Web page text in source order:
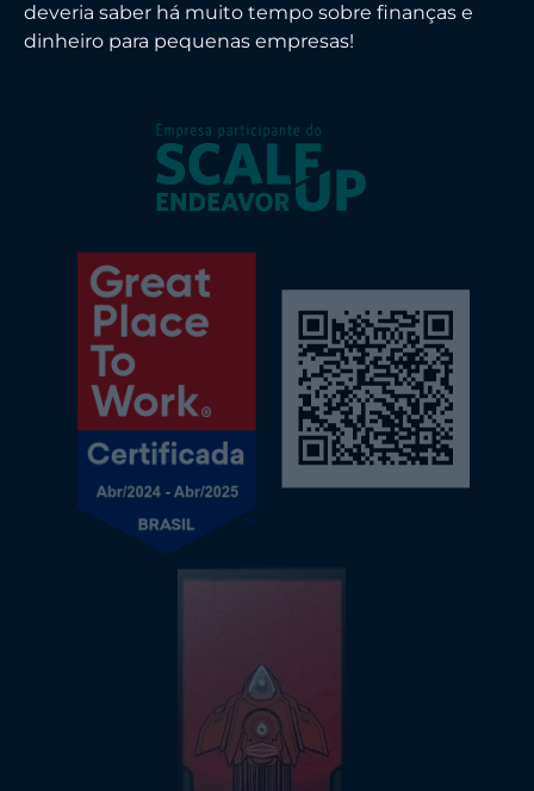
deveria saber há muito tempo sobre finanças e
dinheiro para pequenas empresas!